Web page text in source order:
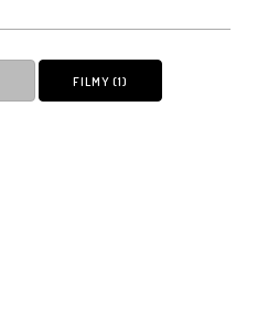
FILMY (1)